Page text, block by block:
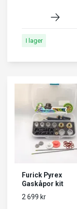
I lager
Furick Pyrex
Gaskåpor kit
2 699 kr